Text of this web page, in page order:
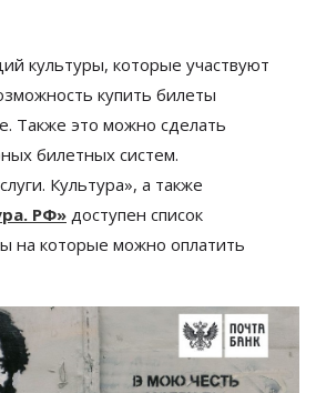
культуры, которые участвуют
купить билеты
Также это можно сделать
билетных систем.
Культура», а также
РФ» доступен список
на которые можно оплатить